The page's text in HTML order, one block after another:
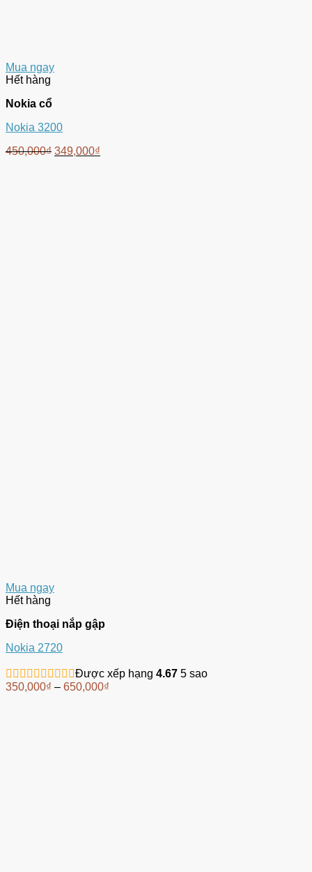
Mua ngay
Hết hàng
Nokia cổ
Nokia 3200
450,000₫ 349,000₫
Mua ngay
Hết hàng
Điện thoại nắp gập
Nokia 2720
Được xếp hạng 4.67 5 sao
350,000₫ – 650,000₫